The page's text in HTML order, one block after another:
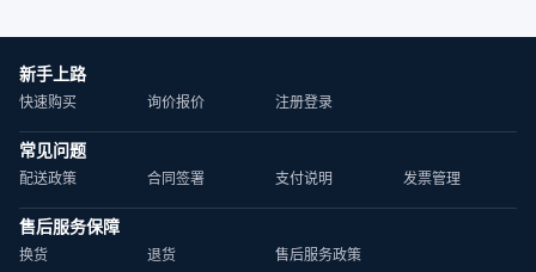
新手上路
快速购买 询价报价 注册登录
常见问题
配送政策 合同签署 支付说明 发票管理
售后服务保障
换货 退货 售后服务政策